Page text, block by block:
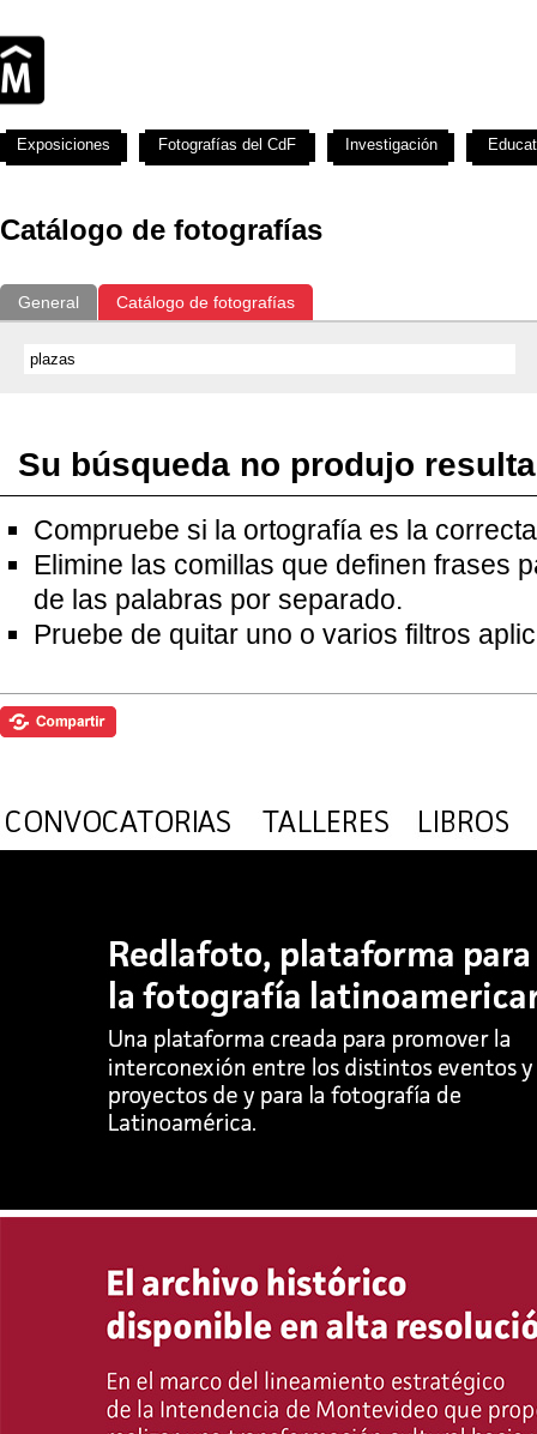
Catálogo de fotografías
General Catálogo de fotografías
Su búsqueda no produjo
Compruebe si la ortografía es la
Elimine las comillas que definen frases
de las palabras por separado.
Pruebe de quitar uno o varios filtros
Exposiciones Fotografías del CdF Investigación